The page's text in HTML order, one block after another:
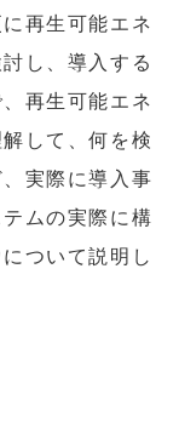
再生可能エネ
し、導入する
再生可能エネ
して、何を検
実際に導入事
ムの実際に構
ついて説明し